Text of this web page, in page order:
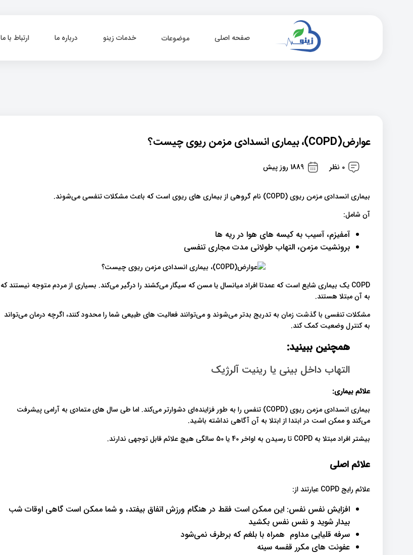
صفحه اصلی موضوعات خدمات زینو درباره ما ارتباط با ما
عوارض(COPD)، بیماری انسدادی مزمن ریوی چیست؟
0 نظر 1889 روز پیش
بیماری انسدادی مزمن ریوی (COPD) نام گروهی از بیماری های ریوی است که باعث مشکلات تنفسی می‌شوند.
آن شامل:
آمفیزم، آسیب به کیسه های هوا در ریه ها
برونشیت مزمن، التهاب طولانی مدت مجاری تنفسی
COPD یک بیماری شایع است که عمدتا افراد میانسال یا مسن که سیگار می‌کشند را درگیر می‌کند. بسیاری از مردم متوجه نیستند که
به آن مبتلا هستند.
مشکلات تنفسی با گذشت زمان به تدریج بدتر می‌شوند و می‌توانند فعالیت های طبیعی شما را محدود کنند، اگرچه درمان می‌تواند
به کنترل وضعیت کمک کند.
همچنین ببینید:
التهاب داخل بینی یا رینیت آلرژیک
علائم بیماری:
بیماری انسدادی مزمن ریوی (COPD) تنفس را به طور فزاینده‌ای دشوارتر می‌کند. اما طی سال های متمادی به آرامی پیشرفت
می‌کند و ممکن است در ابتدا از ابتلا به آن آگاهی نداشته باشید.
بیشتر افراد مبتلا به COPD تا رسیدن به اواخر 40 یا 50 سالگی هیچ علائم قابل توجهی ندارند.
علائم اصلی
علائم رایج COPD عبارتند از:
افزایش نفس نفس: این ممکن است فقط در هنگام ورزش اتفاق بیفتد، و شما ممکن است گاهی اوقات شب
بیدار شوید و نفس نفس بکشید
سرفه قلیایی مداوم همراه با بلغم که برطرف نمی‌شود
عفونت های مکرر قفسه سینه